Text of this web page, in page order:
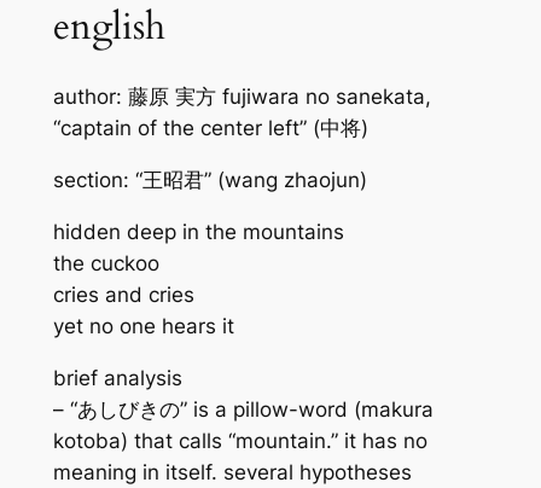
english
author: 藤原 実方 fujiwara no sanekata,
“captain of the center left” (中将)
section: “王昭君” (wang zhaojun)
hidden deep in the mountains
the cuckoo
cries and cries
yet no one hears it
brief analysis
– “あしびきの” is a pillow-word (makura
kotoba) that calls “mountain.” it has no
meaning in itself. several hypotheses